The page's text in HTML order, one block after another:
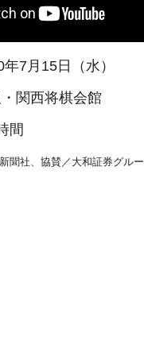
年7月15日（水）
関西将棋会館
間
聞社、協賛／大和証券グル